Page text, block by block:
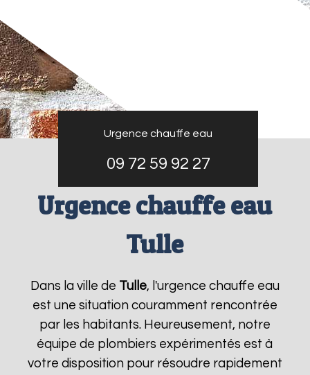
Urgence chauffe eau
09 72 59 92 27
Urgence chauffe eau
Tulle
Dans la ville de Tulle, l'urgence chauffe eau
est une situation couramment rencontrée
par les habitants. Heureusement, notre
équipe de plombiers expérimentés est à
votre disposition pour résoudre rapidement